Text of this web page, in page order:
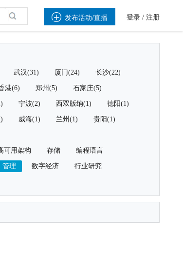
 发布活动/直播 登录 / 注册
武汉(31) 厦门(24) 长沙(22)
港(6) 郑州(5) 石家庄(5)
宁波(2) 西双版纳(1) 德阳(1)
威海(1) 兰州(1) 贵阳(1)
可用架构 存储 编程语言
管理 数字经济 行业研究